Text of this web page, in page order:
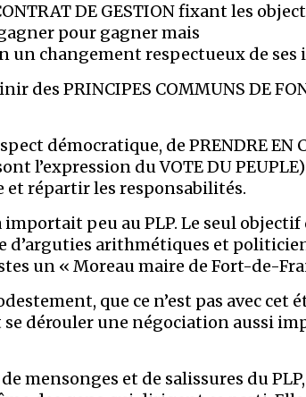
DE GESTION fixant les
pour gagner mais
un changement respectueux de ses
des PRINCIPES COMMUNS DE
démocratique, de PRENDRE EN
l’expression du VOTE DU
répartir les responsabilités.
peu au PLP. Le seul
d’arguties arithmétiques et
un « Moreau maire de Fort-de-
que ce n’est pas avec cet
dérouler une négociation aussi
mensonges et de salissures du